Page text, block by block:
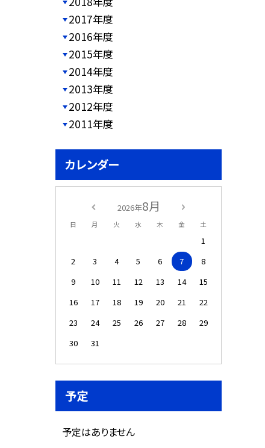
2017年度
2016年度
2015年度
2014年度
2013年度
2012年度
2011年度
カレンダー
2026年8月
日 月 火 水 木 金 土
1
2
3 4 5 6 7
8
9
10 11 12 13 14
15
16
17 18 19 20 21
22
23
24 25 26 27 28
29
30
31
予定
予定はありません